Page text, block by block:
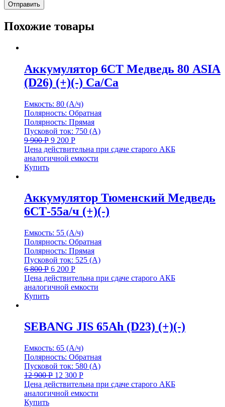
Похожие товары
Аккумулятор 6СТ Медведь 80 ASIA
(D26) (+)(-) Са/Са
Емкость: 80 (А/ч)
Полярность: Обратная
Полярность: Прямая
Пусковой ток: 750 (А)
9 900Р 9 200 Р
Цена действительна при сдаче старого АКБ
аналогичной емкости
Купить
Аккумулятор Тюменский Медведь
6СТ-55а/ч (+)(-)
Емкость: 55 (А/ч)
Полярность: Обратная
Полярность: Прямая
Пусковой ток: 525 (А)
6 800Р 6 200 Р
Цена действительна при сдаче старого АКБ
аналогичной емкости
Купить
SEBANG JIS 65Ah (D23) (+)(-)
Емкость: 65 (А/ч)
Полярность: Обратная
Пусковой ток: 580 (А)
12 900Р 12 300 Р
Цена действительна при сдаче старого АКБ
аналогичной емкости
Купить